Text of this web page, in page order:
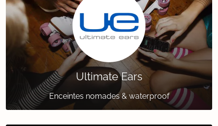
Ultimate Ears
Enceintes nomades & waterproof